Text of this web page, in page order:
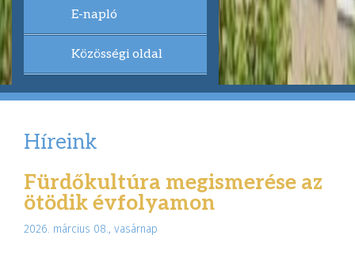
E-napló
Közösségi oldal
Híreink
Fürdőkultúra megismerése az
ötödik évfolyamon
2026. március 08., vasárnap